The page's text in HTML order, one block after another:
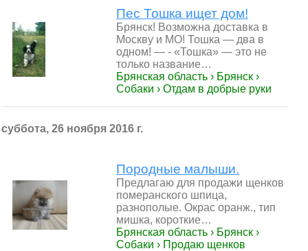
Пес Тошка ищет дом!
Брянск! Возможна доставка в
Москву и МО! Тошка — два в
одном! — - «Тошка» — это не
только название…
Брянская область › Брянск ›
Собаки › Отдам в добрые руки
суббота, 26 ноября 2016 г.
Породные малыши.
Предлагаю для продажи щенков
померанского шпица,
разнополые. Окрас оранж., тип
мишка, короткие…
Брянская область › Брянск ›
Собаки › Продаю щенков